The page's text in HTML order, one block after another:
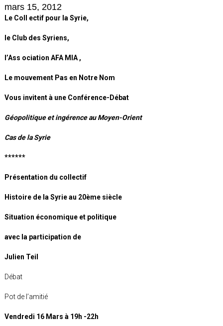
mars 15, 2012
Le Coll ectif pour la Syrie,
le C lub des Syriens,
’Ass ociation AFA MIA ,
Le mouvement Pas en N otre N om
Vous invitent à une Conférence-Débat
Géopolitique et ingérence au Moyen-Orient
Cas de la Syrie
******
Présentation du collectif
Histoire de la Syrie au 20ème siècle
Situation économique et politique
avec la participation de
Julien Teil
Débat
Pot de l’amitié
Vendredi 16 Mars à 19h -22h